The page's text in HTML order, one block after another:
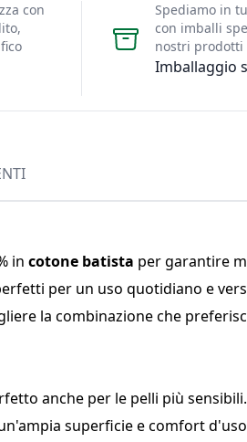
con
Imballaggio
Spediamo in
con imballi
nostri prodotti
in cotone batista per garantire
per un uso quotidiano e
la combinazione che
anche per le pelli più sensibili.
superficie e comfort